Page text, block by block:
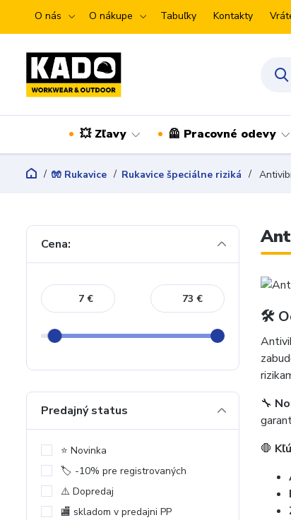
O nás O nákupe Tabuľky Kontakty
💥 Zľavy 🦺 Pracovné odevy
🧤 Rukavice Rukavice špeciálne riziká
🛠️
🔧
🛑
Cena:
€ €
Predajný status
⭐️ Novinka
🏷️ -10% pre registrovaných
⚠️ Dopredaj
🏬 skladom v predajni PP